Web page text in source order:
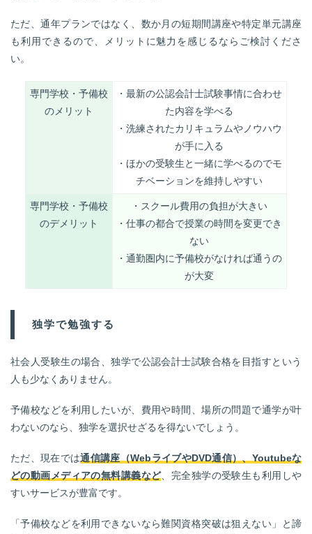
ただ、通年プランではなく、数か月の短期間講座や特定単元講座
も利用できるので、メリットに魅力を感じるならご検討くださ
い。
専門学校・予備校
のメリット
・最新の公認会計士試験事情に合わせ
た内容を学べる
・洗練されたカリキュラムやノウハウ
が手に入る
・ほかの受験生と一緒に学べるのでモ
チベーションを維持しやすい
専門学校・予備校
のデメリット
・スクール費用の負担が大きい
・仕事の都合で授業の時間を変更でき
ない
・通勤圏内に予備校がなければ通うの
が大変
独学で勉強する
社会人受験生の場合、独学で公認会計士試験合格を目指すという
人も少なくありません。
予備校などを利用したいが、費用や時間、場所の問題で通学が叶
わないのなら、独学を選択せざるを得ないでしょう。
ただ、現在では通信講座（WebライブやDVD通信）、Youtubeな
どの動画メディアの無料講義など、完全独学の受験生も利用しや
すいサービスが豊富です。
「予備校などを利用できないなら難関資格突破は狙えない」と諦